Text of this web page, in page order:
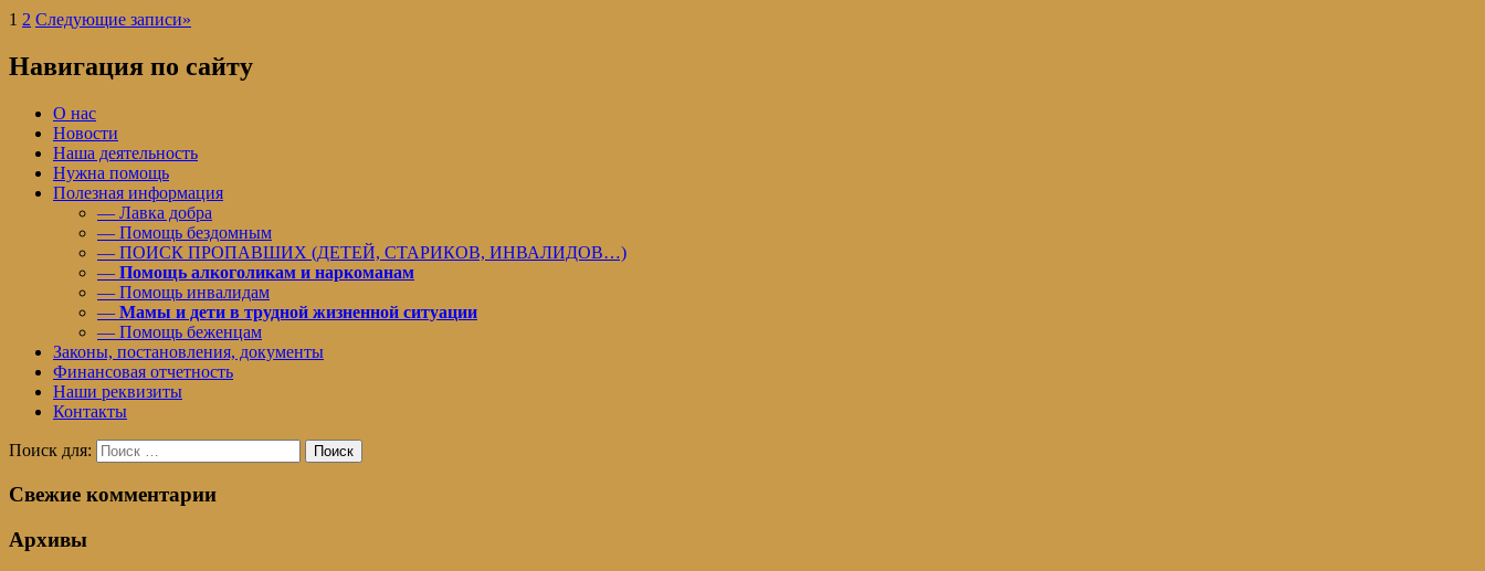
1 2 Следующие записи»
Навигация по сайту
О нас
Новости
Наша деятельность
Нужна помощь
Полезная информация
— Лавка добра
— Помощь бездомным
— ПОИСК ПРОПАВШИХ (ДЕТЕЙ, СТАРИКОВ, ИНВАЛИДОВ…)
— Помощь алкоголикам и наркоманам
— Помощь инвалидам
— Мамы и дети в трудной жизненной ситуации
— Помощь беженцам
Законы, постановления, документы
Финансовая отчетность
Наши реквизиты
Контакты
Поиск для: Поиск
Свежие комментарии
Архивы